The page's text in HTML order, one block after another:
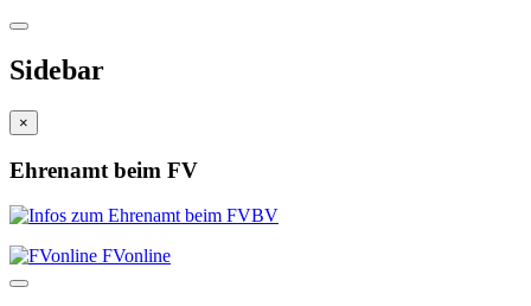
Sidebar
×
Ehrenamt beim FV
FVonline